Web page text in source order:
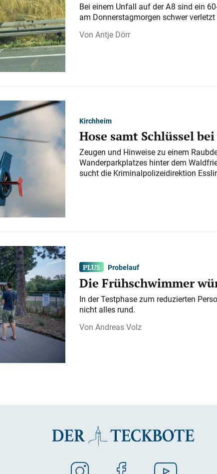
Bei einem Unfall auf der A 8 sind ein
am Donnerstagmorgen schwer verletzt
Antje Dörr
Kirchheim
Hose samt Schlüssel
Zeugen und Hinweise zu einem
Wanderparkplatzes hinter dem
sucht die Kriminalpolizeidirektion
Probelauf
Die Frühschwimmer
In der Testphase zum reduzierten
nicht alles rund.
Andreas Volz